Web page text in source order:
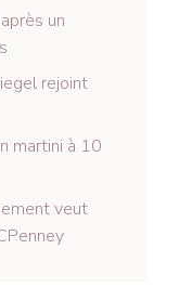
un
rejoint
martini à 10
veut